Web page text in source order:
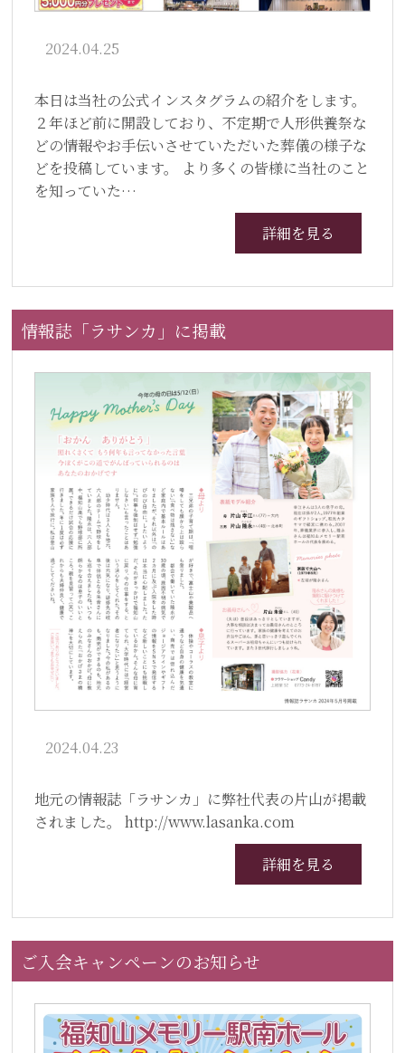
2024.04.25
本日は当社の公式インスタグラムの紹介をします。
２年ほど前に開設しており、不定期で人形供養祭な
どの情報やお手伝いさせていただいた葬儀の様子な
どを投稿しています。 より多くの皆様に当社のこと
を知っていた…
詳細を見る
情報誌「ラサンカ」に掲載
2024.04.23
地元の情報誌「ラサンカ」に弊社代表の片山が掲載
されました。 http://www.lasanka.com
詳細を見る
ご入会キャンペーンのお知らせ